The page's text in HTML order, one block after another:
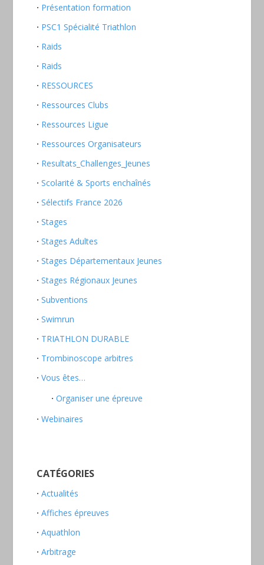
Présentation formation
PSC1 Spécialité Triathlon
Raids
Raids
RESSOURCES
Ressources Clubs
Ressources Ligue
Ressources Organisateurs
Resultats_Challenges_Jeunes
Scolarité & Sports enchaînés
Sélectifs France 2026
Stages
Stages Adultes
Stages Départementaux Jeunes
Stages Régionaux Jeunes
Subventions
Swimrun
TRIATHLON DURABLE
Trombinoscope arbitres
Vous êtes…
Organiser une épreuve
Webinaires
CATÉGORIES
Actualités
Affiches épreuves
Aquathlon
Arbitrage